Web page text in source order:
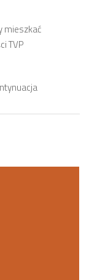
mieszkać
TVP